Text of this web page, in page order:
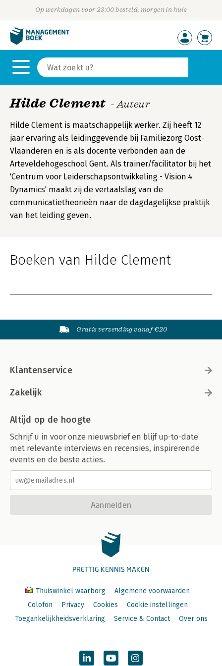
Op werkdagen voor 23:00 besteld, morgen in huis
Hilde Clement - Auteur
Hilde Clement is maatschappelijk werker. Zij heeft 12
jaar ervaring als leidinggevende bij Familiezorg Oost-
Vlaanderen en is als docente verbonden aan de
Arteveldehogeschool Gent. Als trainer/facilitator bij het
'Centrum voor Leiderschapsontwikkeling - Vision 4
Dynamics' maakt zij de vertaalslag van de
communicatietheorieën naar de dagdagelijkse praktijk
van het leiding geven.
Boeken van Hilde Clement
Gratis verzending vanaf €20
Klantenservice
Zakelijk
Altijd op de hoogte
Schrijf u in voor onze nieuwsbrief en blijf up-to-date
met relevante interviews en recensies, inspirerende
events en de beste acties.
Aanmelden
PRETTIG KENNIS MAKEN
Thuiswinkel waarborg
Algemene voorwaarden
Colofon
Privacy Cookies
Cookie instellingen
Toegankelijkheidsverklaring
Service & Contact Over ons